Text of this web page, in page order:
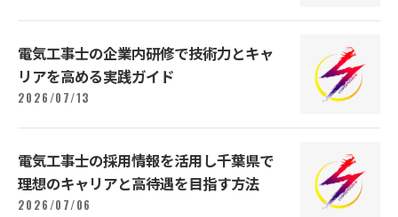
電気工事士の企業内研修で技術力とキャ
リアを高める実践ガイド
2026/07/13
電気工事士の採用情報を活用し千葉県で
理想のキャリアと高待遇を目指す方法
2026/07/06